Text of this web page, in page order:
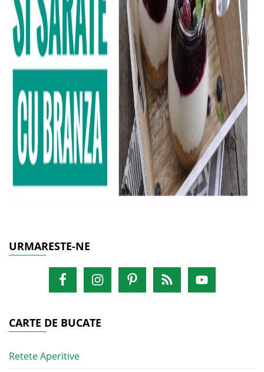
URMARESTE-NE
CARTE DE BUCATE
Retete Aperitive